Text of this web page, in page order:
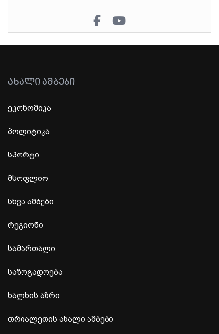
ᲐᲮᲐᲚᲘ ᲐᲛᲑᲔᲑᲘ
ეკონომიკა
პოლიტიკა
სპორტი
მსოფლიო
სხვა ამბები
რეგიონი
სამართალი
საზოგადოება
ხალხის აზრი
თრიალეთის ახალი ამბები